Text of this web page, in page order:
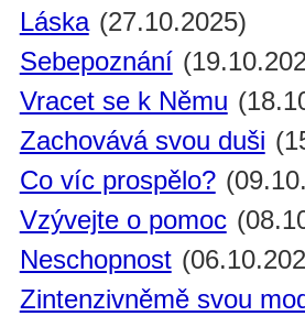
Láska (27.10.2025)
Sebepoznání
Vracet se k Němu
Zachovává svou duši
Co víc prospělo?
Vzývejte o pomoc
Neschopnost
Zintenzivněmě svou